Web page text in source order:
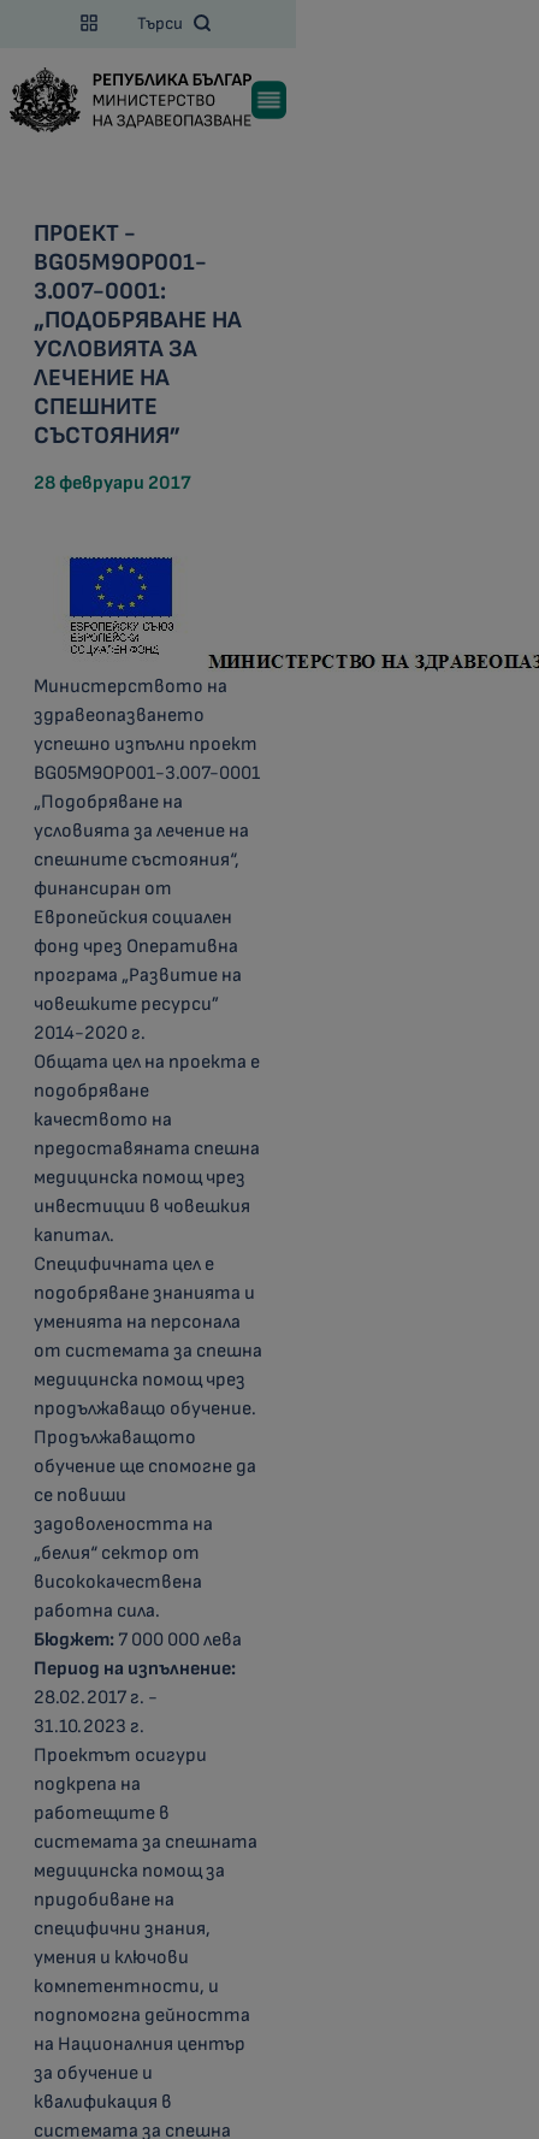
Търси
ПРОЕКТ -
BG05M9OP001-
3.007-0001:
„ПОДОБРЯВАНЕ НА
УСЛОВИЯТА ЗА
ЛЕЧЕНИЕ НА
СПЕШНИТЕ
СЪСТОЯНИЯ”
28 февруари 2017
Министерството на
здравеопазването
успешно изпълни проект
BG05M9OP001-3.007-0001
„Подобряване на
условията за лечение на
спешните състояния“,
финансиран от
Европейския социален
фонд чрез Оперативна
програма „Развитие на
човешките ресурси”
2014-2020 г.
Общата цел на проекта е
подобряване
качеството на
предоставяната спешна
медицинска помощ чрез
инвестиции в човешкия
капитал.
Специфичната цел е
подобряване знанията и
уменията на персонала
от системата за спешна
медицинска помощ чрез
продължаващо обучение.
Продължаващото
обучение ще спомогне да
се повиши
задоволеността на
„белия“ сектор от
висококачествена
работна сила.
Бюджет: 7 000 000 лева
Период на изпълнение:
28.02.2017 г. -
31.10.2023 г.
Проектът осигури
подкрепа на
работещите в
системата за спешната
медицинска помощ за
придобиване на
специфични знания,
умения и ключови
компетентности, и
подпомогна дейността
на Националния център
за обучение и
квалификация в
системата за спешна